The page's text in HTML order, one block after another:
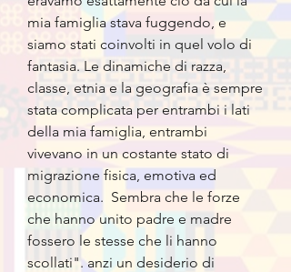
mia famiglia stava fuggendo, e
siamo stati coinvolti in quel volo di
fantasia. Le dinamiche di razza,
classe, etnia e la geografia è sempre
stata complicata per entrambi i lati
della mia famiglia, entrambi
vivevano in un costante stato di
migrazione fisica, emotiva ed
economica. Sembra che le forze
che hanno unito padre e madre
fossero le stesse che li hanno
scollati". anzi un desiderio di